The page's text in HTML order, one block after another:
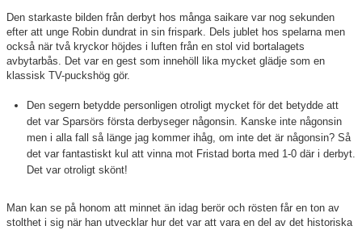
Den starkaste bilden från derbyt hos många saikare var nog sekunden
efter att unge Robin dundrat in sin frispark. Dels jublet hos spelarna men
också när två kryckor höjdes i luften från en stol vid bortalagets
avbytarbås. Det var en gest som innehöll lika mycket glädje som en
klassisk TV-puckshög gör.
Den segern betydde personligen otroligt mycket för det betydde att
det var Sparsörs första derbyseger någonsin. Kanske inte någonsin
men i alla fall så länge jag kommer ihåg, om inte det är någonsin? Så
det var fantastiskt kul att vinna mot Fristad borta med 1-0 där i derbyt.
Det var otroligt skönt!
Man kan se på honom att minnet än idag berör och rösten får en ton av
stolthet i sig när han utvecklar hur det var att vara en del av det historiska